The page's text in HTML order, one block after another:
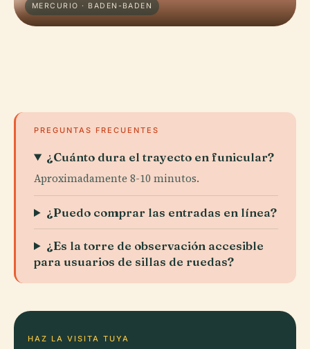
MERCURIO · BADEN-BADEN
PREGUNTAS FRECUENTES
¿Cuánto dura el trayecto en funicular?
Aproximadamente 8-10 minutos.
¿Puedo comprar las entradas en línea?
¿Es la torre de observación accesible
para usuarios de sillas de ruedas?
HAZ LA VISITA TUYA